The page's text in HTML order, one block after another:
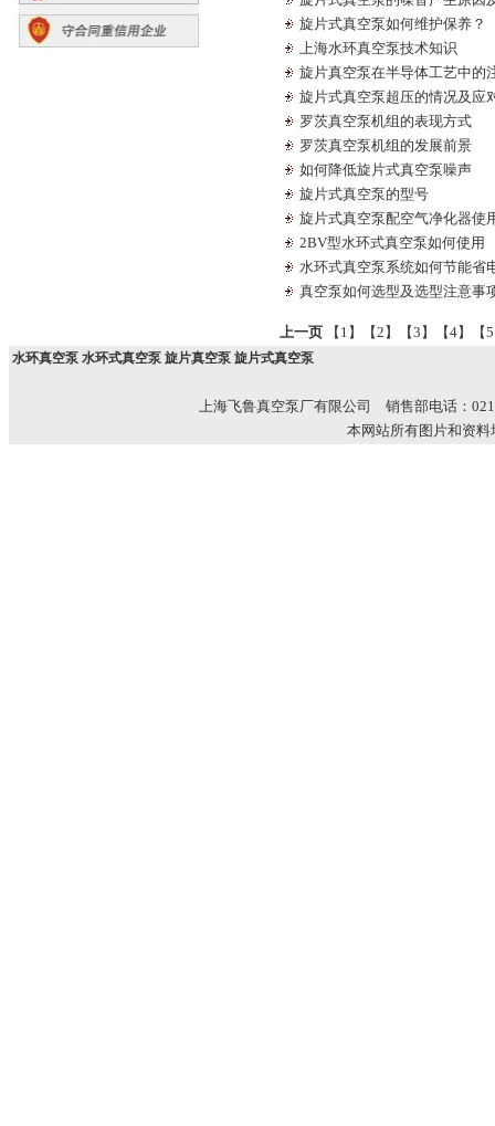
旋片式真空泵如何维护保养？
上海水环真空泵技术知识
旋片真空泵在半导体工艺中的
旋片式真空泵超压的情况及应
罗茨真空泵机组的表现方式
罗茨真空泵机组的发展前景
如何降低旋片式真空泵噪声
旋片式真空泵的型号
旋片式真空泵配空气净化器使
2BV型水环式真空泵如何使用
水环式真空泵系统如何节能省
真空泵如何选型及选型注意事
上一页 【1】 【2】 【3】 【4】 【
水环真空泵 水环式真空泵 旋片真空泵 旋片式真空泵
上海飞鲁真空泵厂有限公司 销售部电话：
本网站所有图片和资